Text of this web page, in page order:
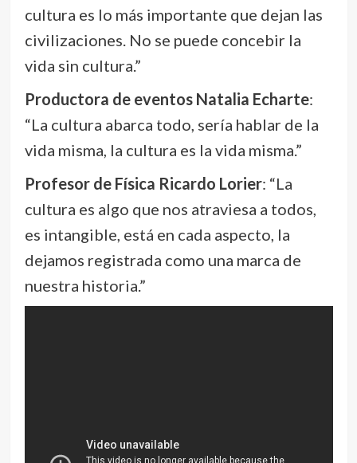
cultura es lo más importante que dejan las
civilizaciones. No se puede concebir la
vida sin cultura.”
Productora de eventos Natalia Echarte:
“La cultura abarca todo, sería hablar de la
vida misma, la cultura es la vida misma.”
Profesor de Física Ricardo Lorier: “La
cultura es algo que nos atraviesa a todos,
es intangible, está en cada aspecto, la
dejamos registrada como una marca de
nuestra historia.”